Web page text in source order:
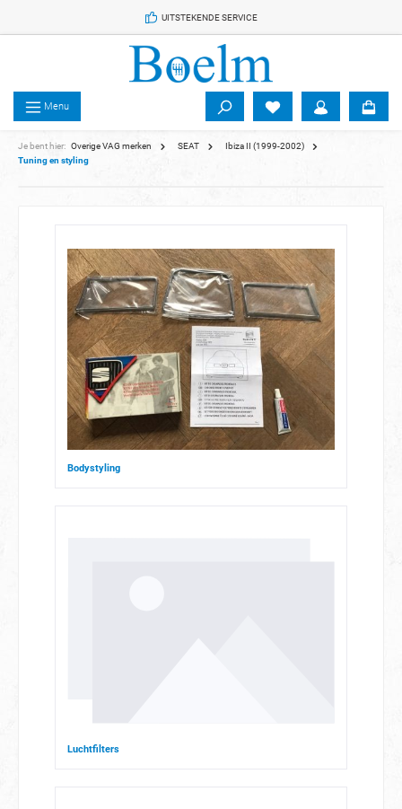
UITSTEKENDE SERVICE
Menu
Je bent hier: Overige VAG merken SEAT
Ibiza II (1999-2002)
Tuning en styling
Bodystyling
Luchtfilters